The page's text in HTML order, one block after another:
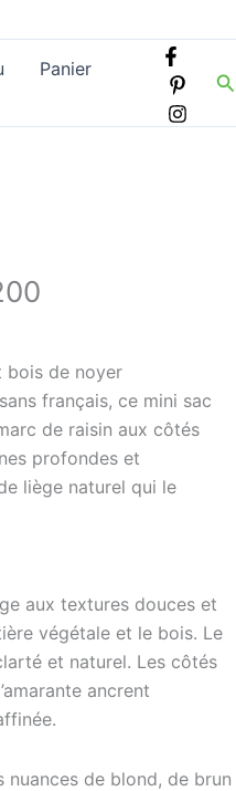
Panier
bois de noyer
français, ce mini sac
de raisin aux côtés
profondes et
liège naturel qui le
aux textures douces et
végétale et le bois. Le
et naturel. Les côtés
ancrent
nuances de blond, de brun